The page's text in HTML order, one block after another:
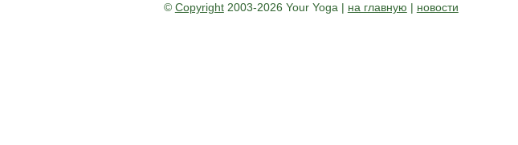
© Copyright2003-2026 Your Yoga | на главную | новости